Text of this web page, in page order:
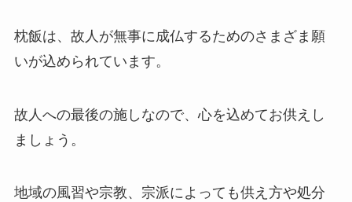
枕飯は、故人が無事に成仏するためのさまざま願
いが込められています。
故人への最後の施しなので、心を込めてお供えし
ましょう。
地域の風習や宗教、宗派によっても供え方や処分